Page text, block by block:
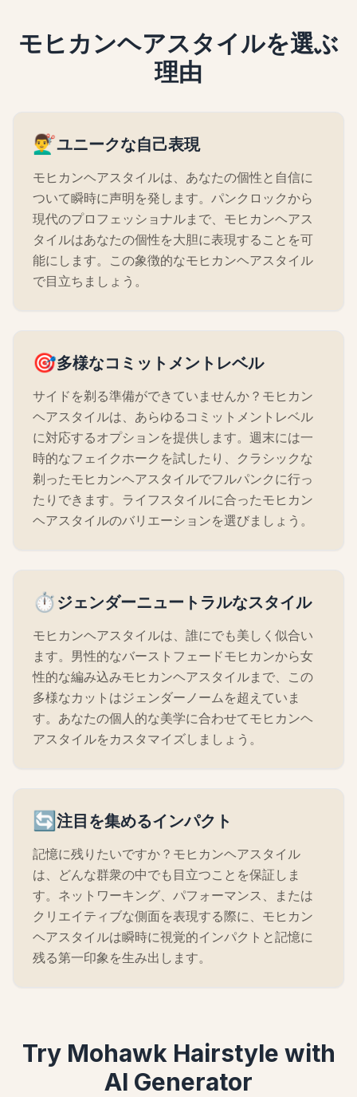
モヒカンヘアスタイルを選ぶ
理由
💇‍♂️ユニークな自己表現
モヒカンヘアスタイルは、あなたの個性と自信に
ついて瞬時に声明を発します。パンクロックから
現代のプロフェッショナルまで、モヒカンヘアス
タイルはあなたの個性を大胆に表現することを可
能にします。この象徴的なモヒカンヘアスタイル
で目立ちましょう。
🎯多様なコミットメントレベル
サイドを剃る準備ができていませんか？モヒカン
ヘアスタイルは、あらゆるコミットメントレベル
に対応するオプションを提供します。週末には一
時的なフェイクホークを試したり、クラシックな
剃ったモヒカンヘアスタイルでフルパンクに行っ
たりできます。ライフスタイルに合ったモヒカン
ヘアスタイルのバリエーションを選びましょう。
⏱️ ジェンダーニュートラルなスタイル
モヒカンヘアスタイルは、誰にでも美しく似合い
ます。男性的なバーストフェードモヒカンから女
性的な編み込みモヒカンヘアスタイルまで、この
多様なカットはジェンダーノームを超えていま
す。あなたの個人的な美学に合わせてモヒカンヘ
アスタイルをカスタマイズしましょう。
🔄 注目を集めるインパクト
記憶に残りたいですか？モヒカンヘアスタイル
は、どんな群衆の中でも目立つことを保証しま
す。ネットワーキング、パフォーマンス、または
クリエイティブな側面を表現する際に、モヒカン
ヘアスタイルは瞬時に視覚的インパクトと記憶に
残る第一印象を生み出します。
Try Mohawk Hairstyle with
AI Generator